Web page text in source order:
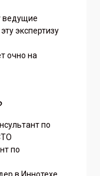
ведущие
экспертизу
очно на
по
по
в Иннотехе